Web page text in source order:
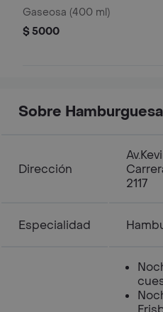
Gaseosa (400 ml)
$ 5000
Sobre
Dirección
2117
Especialidad